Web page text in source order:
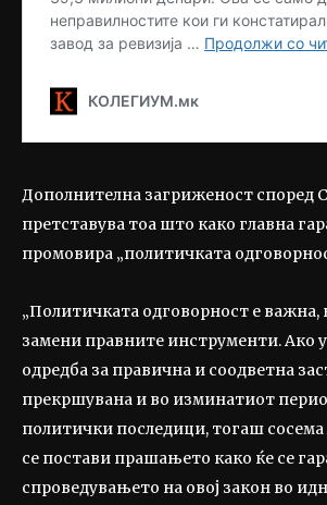
Дополнителна загриженост според
претставува тоа што како главна
промовира „политичката
„Политичката одговорност е важна,
замени правните инструменти. Ако
одредба за правична и соодветна
прекршувана и во изминатиот
политички последици, тогаш
се постави прашањето како ќе се
спроведувањето на овој закон во